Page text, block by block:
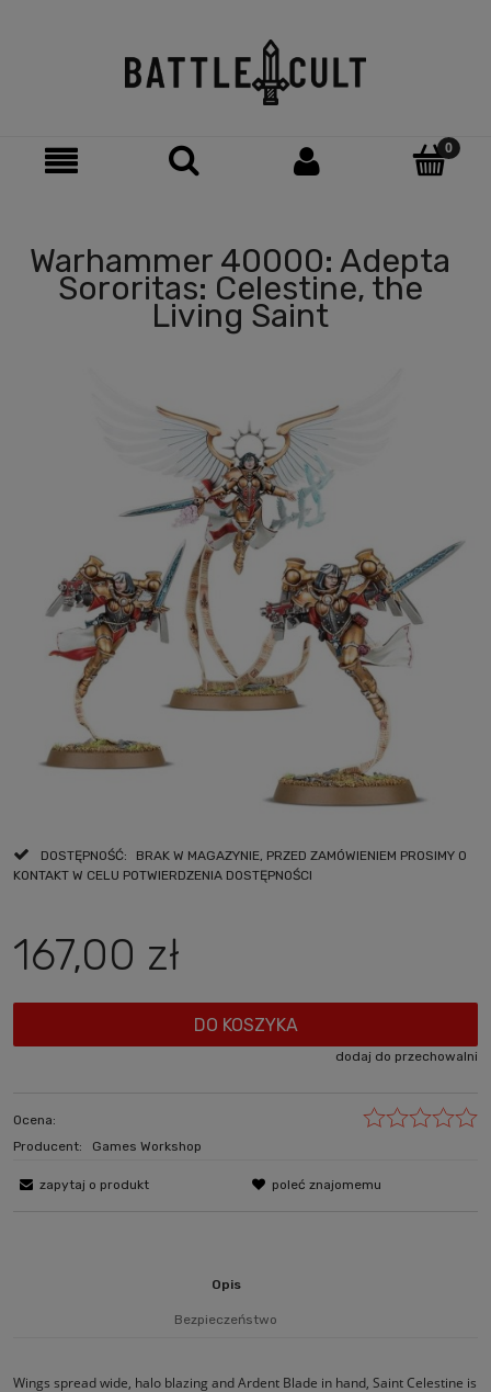
Warhammer 40000: Adepta
Sororitas: Celestine, the
Living Saint
DOSTĘPNOŚĆ:
BRAK W MAGAZYNIE, PRZED ZAMÓWIENIEM PROSIMY O
KONTAKT W CELU POTWIERDZENIA DOSTĘPNOŚCI
167,00 zł
DO KOSZYKA
dodaj do przechowalni
Ocena:
Producent:
Games Workshop
zapytaj o produkt poleć znajomemu
Opis
Bezpieczeństwo
Wings spread wide, halo blazing and Ardent Blade in hand, Saint Celestine is